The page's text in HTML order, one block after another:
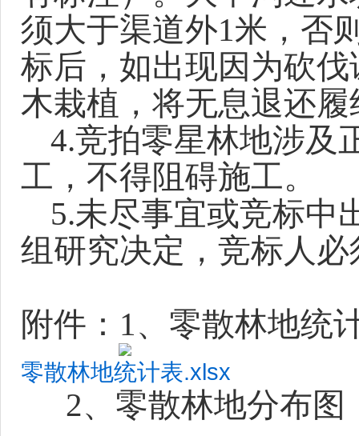
须大于渠道外1米，否
标后，如出现因为砍
木栽植，将无息退还
4.竞拍零星林地涉及
工，不得阻碍施工。
5.未尽事宜或竞标中
组研究决定， 竞标人必
附件： 1、零散林地统
零散林地统计表.xlsx
2、 零散林地分布图